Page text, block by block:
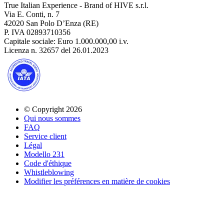
True Italian Experience - Brand of HIVE s.r.l.
Via E. Conti, n. 7
42020 San Polo D’Enza (RE)
P. IVA 02893710356
Capitale sociale: Euro 1.000.000,00 i.v.
Licenza n. 32657 del 26.01.2023
© Copyright 2026
Qui nous sommes
FAQ
Service client
Légal
Modello 231
Code d'éthique
Whistleblowing
Modifier les préférences en matière de cookies